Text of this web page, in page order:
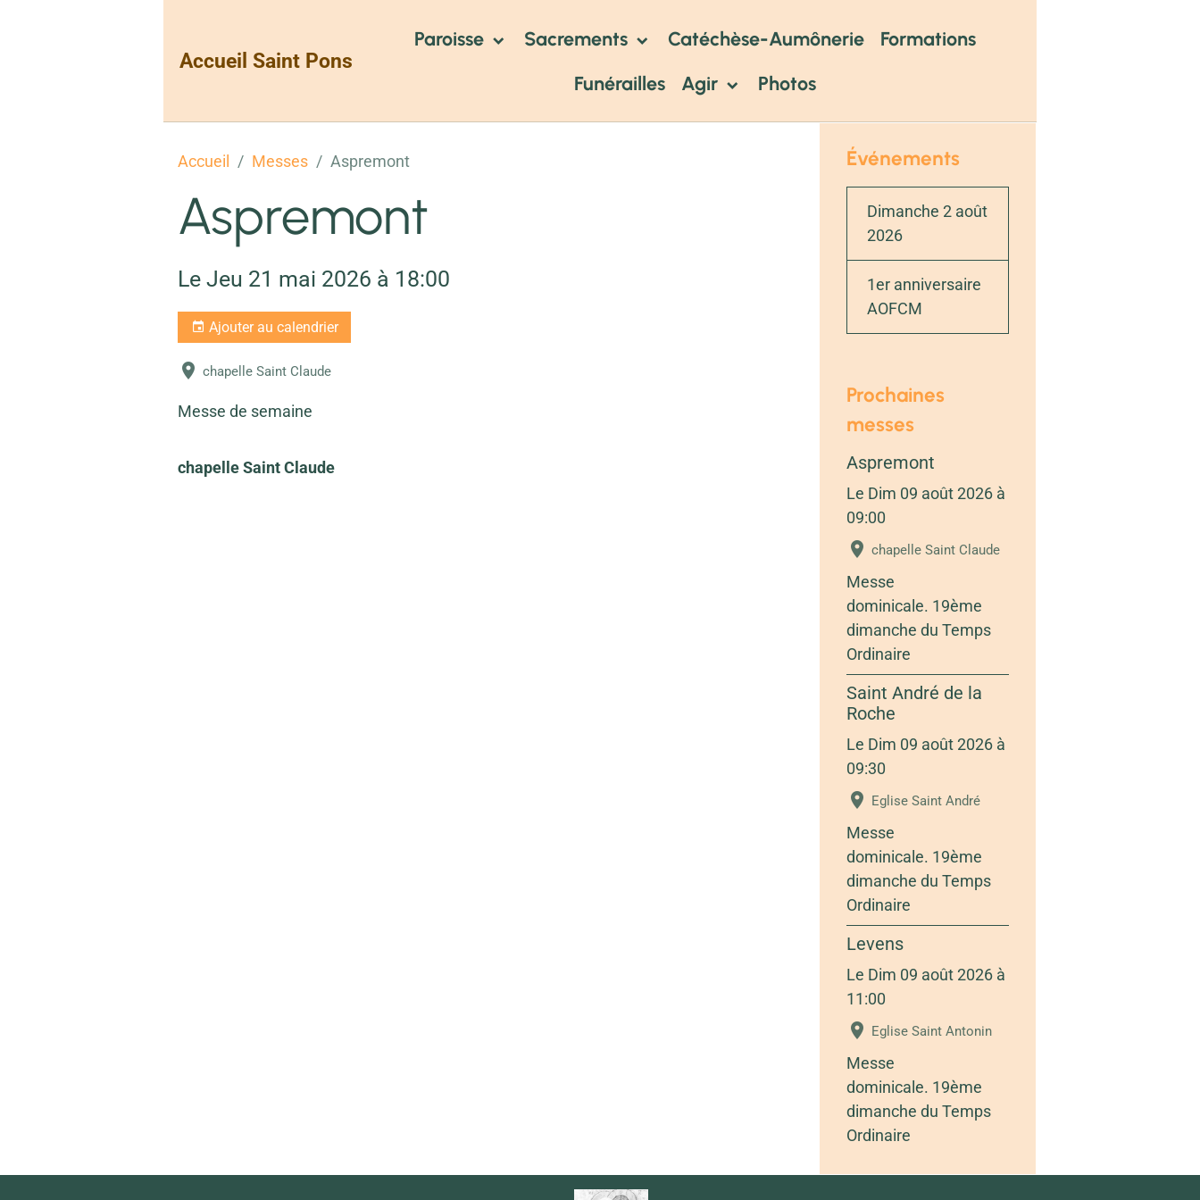
Accueil Saint Pons
Paroisse Sacrements Catéchèse-Aumônerie
Formations
Funérailles
Agir Photos
Accueil Messes Aspremont
Aspremont
Le Jeu 21 mai 2026 à 18:00
Ajouter au calendrier
chapelle Saint Claude
Messe de semaine
chapelle Saint Claude
Événements
Dimanche 2 août
2026
1er anniversaire
AOFCM
Prochaines
messes
Aspremont
Le Dim 09 août 2026 à
09:00
chapelle Saint Claude
Messe
dominicale. 19ème
dimanche du Temps
Ordinaire
Saint André de la
Roche
Le Dim 09 août 2026 à
09:30
Eglise Saint André
Messe
dominicale. 19ème
dimanche du Temps
Ordinaire
Levens
Le Dim 09 août 2026 à
11:00
Eglise Saint Antonin
Messe
dominicale. 19ème
dimanche du Temps
Ordinaire